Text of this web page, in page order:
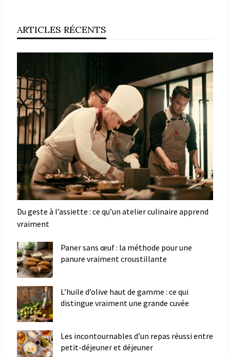
ARTICLES RÉCENTS
Du geste à l’assiette : ce qu’un atelier culinaire apprend
vraiment
Paner sans œuf : la méthode pour une
panure vraiment croustillante
L’huile d’olive haut de gamme : ce qui
distingue vraiment une grande cuvée
Les incontournables d’un repas réussi entre
petit-déjeuner et déjeuner